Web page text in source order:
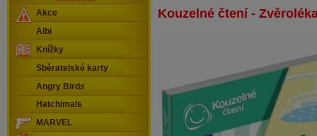
Kouzelné čtení -
Akce
Albi
Knížky
Sběratelské karty
Angry Birds
Hatchimals
MARVEL